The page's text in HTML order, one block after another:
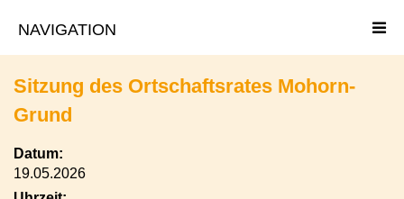
Sitzung des Ortschaftsrates Mohorn-
Grund
Datum:
19.05.2026